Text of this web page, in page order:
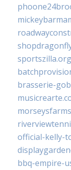
sportszilla.org
brasserie-
official-kelly-
bbq-empire-